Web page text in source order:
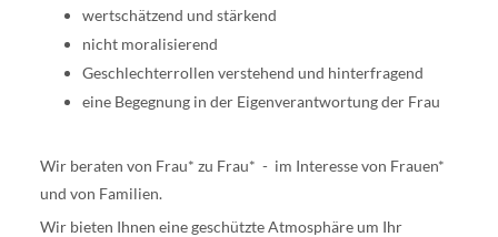
wertschätzend und stärkend
nicht moralisierend
Geschlechterrollen verstehend und hinterfragend
eine Begegnung in der Eigenverantwortung der Frau
Wir beraten von Frau* zu Frau* - im Interesse von Frauen*
und von Familien.
Wir bieten Ihnen eine geschützte Atmosphäre um Ihr